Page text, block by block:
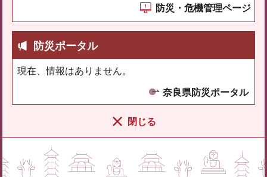
防災・危機管理ページ
防災ポータル
現在、情報はありません。
奈良県防災ポータル
閉じる